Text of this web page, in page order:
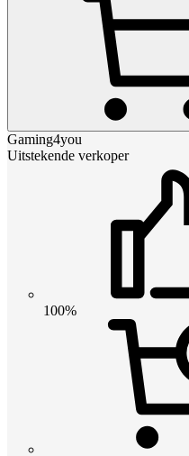
Gaming4you
Uitstekende verkoper
100%